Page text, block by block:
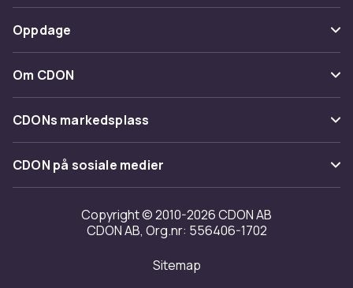
Spor pakke
Angre & returner her
Kontakt oss
Betaling
Levering
Tilbakekallinger
Oppdage
Kategorier
Varemerker
Om CDON
Om oss
Kundeanmeldelser
Jobbe på CDON
Investor relations
Tilgjengelighet
CDONs markedsplass
Merchant Help Center
CDON på sosiale medier
Copyright © 2010-2026 CDON AB
CDON AB, Org.nr: 556406-1702
Sitemap